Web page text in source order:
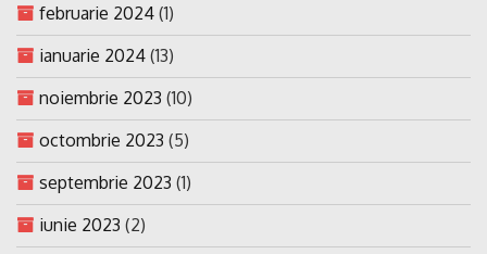
februarie 2024 (1)
ianuarie 2024 (13)
noiembrie 2023 (10)
octombrie 2023 (5)
septembrie 2023 (1)
iunie 2023 (2)